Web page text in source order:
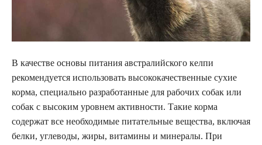
В качестве основы питания австралийского келпи
рекомендуется использовать высококачественные сухие
корма, специально разработанные для рабочих собак или
собак с высоким уровнем активности. Такие корма
содержат все необходимые питательные вещества, включая
белки, углеводы, жиры, витамины и минералы. При